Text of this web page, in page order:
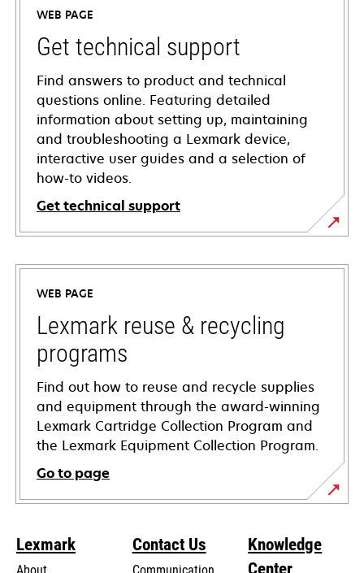
WEB PAGE
Get technical support
Find answers to product and technical
questions online. Featuring detailed
information about setting up, maintaining
and troubleshooting a Lexmark device,
interactive user guides and a selection of
how-to videos.
Get technical support
opens
in
new
tab
WEB PAGE
Lexmark reuse & recycling
programs
Find out how to reuse and recycle supplies
and equipment through the award-winning
Lexmark Cartridge Collection Program and
the Lexmark Equipment Collection Program.
Go to page
Lexmark Contact Us
Knowledge
Center